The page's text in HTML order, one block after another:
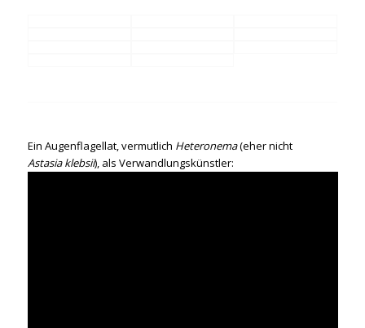
Ein Augenflagellat, vermutlich Heteronema(eher nicht
Astasia klebsii), als Verwandlungskünstler: